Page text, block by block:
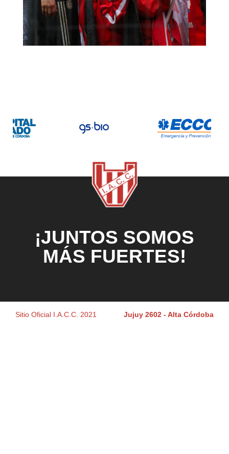
¡JUNTOS SOMOS
MÁS FUERTES!
Sitio Oficial I.A.C.C. 2021 Jujuy 2602 - Alta Córdoba